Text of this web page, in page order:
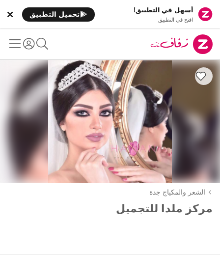
أسهل في التطبيق!
افتح في التطبيق
تحميل التطبيق
الشعر والمكياج جدة
مركز ملدا للتجميل